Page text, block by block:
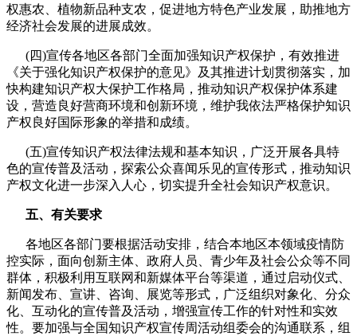
权惠农、植物新品种支农，促进地方特色产业发展，助推地方
经济社会发展的进展成效。
(四)宣传各地区各部门全面加强知识产权保护，有效推进
《关于强化知识产权保护的意见》及其推进计划贯彻落实，加
快构建知识产权大保护工作格局，推动知识产权保护体系建
设，营造良好营商环境和创新环境，维护我依法严格保护知识
产权良好国际形象的举措和成绩。
(五)宣传知识产权法律法规和基本知识，广泛开展各具特
色的宣传普及活动，探索公众喜闻乐见的宣传形式，推动知识
产权文化进一步深入人心，切实提升全社会知识产权意识。
五、有关要求
各地区各部门要根据活动安排，结合本地区本领域疫情防
控实际，面向创新主体、政府人员、青少年及社会公众等不同
群体，积极利用互联网和新媒体平台等渠道，通过启动仪式、
新闻发布、宣讲、咨询、展览等形式，广泛组织对象化、分众
化、互动化的宣传普及活动，增强宣传工作的针对性和实效
性。要加强与全国知识产权宣传周活动组委会的沟通联系，组